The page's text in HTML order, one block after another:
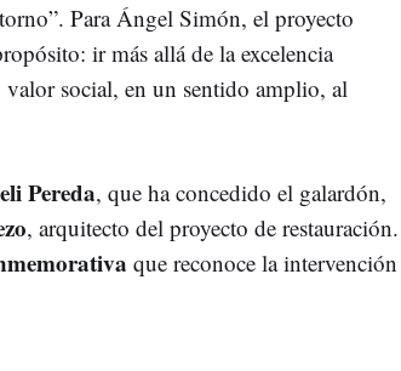
Para Ángel Simón, el proyecto
ir más allá de la excelencia
social, en un sentido amplio, al
Pereda, que ha concedido el galardón,
, arquitecto del proyecto de restauración.
que reconoce la intervención